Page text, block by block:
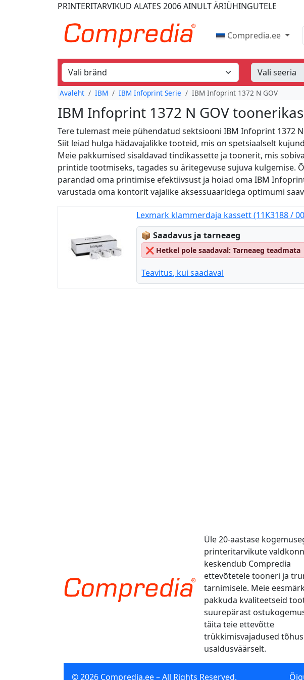
PRINTERITARVIKUD ALATES 2006AINULT ÄRIÜHINGUTELE
Compredia.ee
Avaleht IBM IBM Infoprint Serie IBM Infoprint 1372 N GOV
IBM Infoprint 1372 N GOV
Tere tulemast meie pühendatud sektsiooni IBM Infoprint 1372
Siit leiad hulga hädavajalikke tooteid, mis on spetsiaalselt
Meie pakkumised sisaldavad tindikassette ja toonerit, mis
printide tootmiseks, tagades su äritegevuse sujuva kulgemise.
parandad oma printimise efektiivsust ja hoiad oma IBM
varustada oma kontorit vajalike aksessuaaridega optimumi
Lexmark klammerdaja kassett (11K3188 /
📦Lagerstatus:
Saadavus ja tarneaeg
❌ Hetkel pole saadaval: Tarneaeg teadmata
Teavitus, kui saadaval
Üle 20-aastase
printeritarvikute
keskendub Compredia
ettevõtetele tooneri ja
tarnimisele. Meie
pakkuda kvaliteetseid
suurepärast
täita teie ettevõtte
trükkimisvajadused
usaldusväärselt.
© 2026 Compredia.ee – All Rights Reserved.